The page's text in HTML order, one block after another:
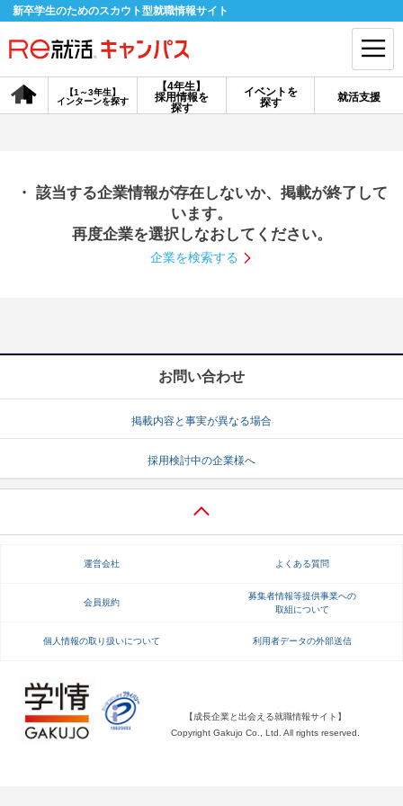
新卒学生のためのスカウト型就職情報サイト
【4年生】
採用情報を
探す
【1～3年生】
インターンを探す
イベントを
探す
就活支援
会員登録 ログイン
探す
【4年生】
説明会を探す
就活ノウハウ・サポート
就活ノウハウが満載！ お役立ち記事・相談室など
就活ニュースペーパー よくある質問
不明点があればこちら
・ 該当する企業情報が存在しないか、掲載が終了して
います。
再度企業を選択しなおしてください。
企業を検索する
お問い合わせ
掲載内容と事実が異なる場合
採用検討中の企業様へ
運営会社 よくある質問
会員規約
募集者情報等提供事業への
取組について
個人情報の取り扱いについて 利用者データの外部送信
【成長企業と出会える就職情報サイト】
Copyright Gakujo Co., Ltd. All rights reserved.